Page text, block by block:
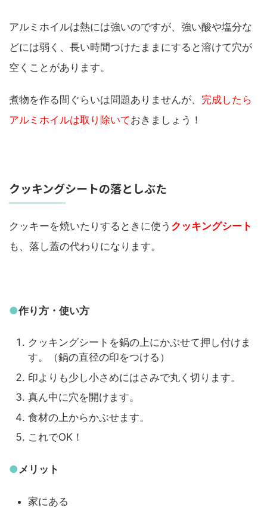
アルミホイルは熱には強いのですが、強い酸や塩分な
どには弱く、長い時間つけたままにすると溶けて穴が
空くことがあります。
煮物を作る間ぐらいは問題ありませんが、 完成したら
アルミホイルは取り除いておきましょう！
クッキングシートの落としぶた
クッキーを焼いたりするときに使う クッキングシート
も、落し蓋の代わりになります。
●作り方・使い方
クッキングシートを鍋の上にかぶせて押し付けま
す。（鍋の直径の印をつける）
印よりも少し小さめにはさみで丸く切ります。
真ん中に穴を開けます。
食材の上からかぶせます。
これでOK！
●メリット
家にある